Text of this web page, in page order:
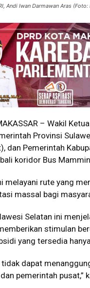
Andi Iwan Darmawan Aras (Foto:
– Wakil
Provinsi
dan Pemerintah
koridor Bus
melayani rute yang
massal bagi
Selatan ini
stimulan
yang tersedia
dapat
dan pemerintah